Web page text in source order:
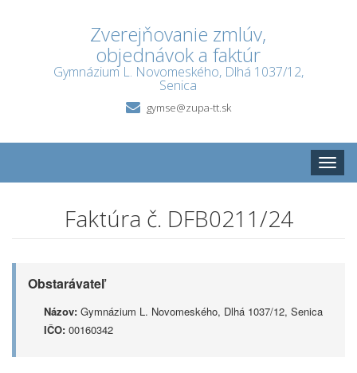
Zverejňovanie zmlúv,
objednávok a faktúr
Gymnázium L. Novomeského, Dlhá 1037/12,
Senica
gymse@zupa-tt.sk
Toggle
Faktúra č. DFB0211/24
Obstarávateľ
Názov: Gymnázium L. Novomeského, Dlhá 1037/12, Senica
IČO: 00160342